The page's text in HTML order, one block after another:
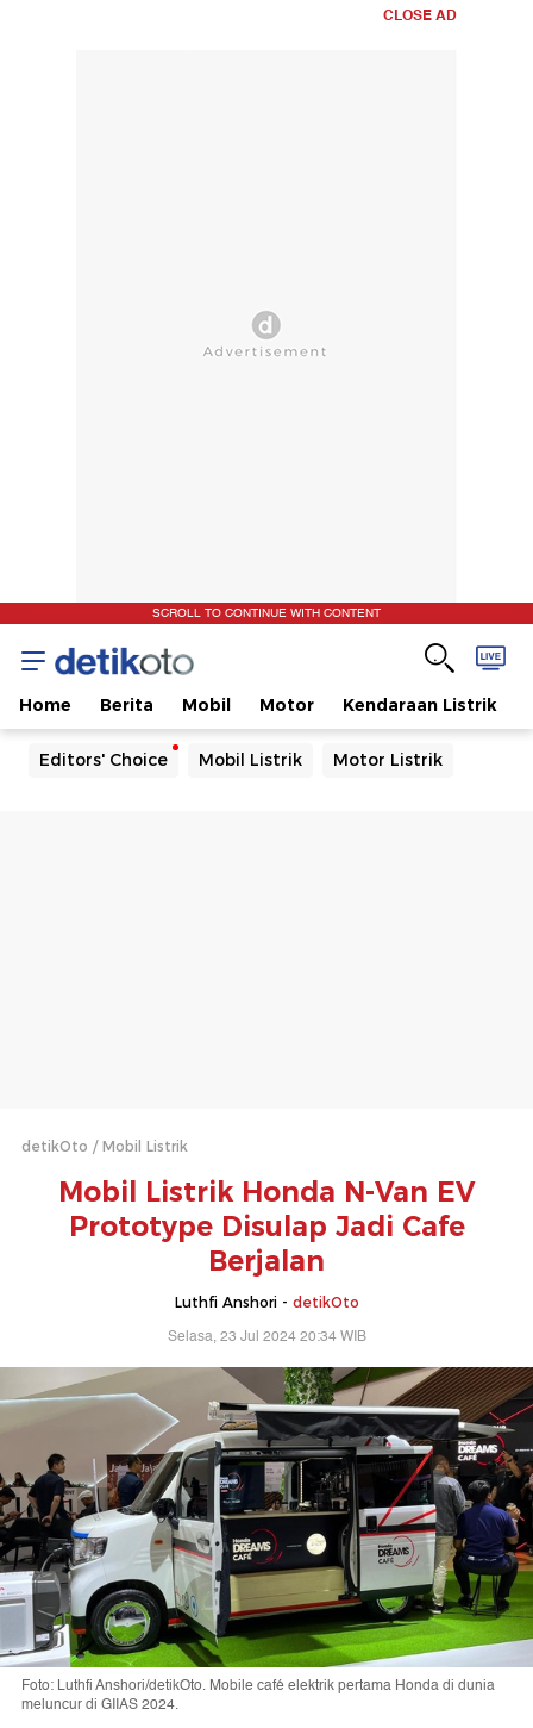
CLOSE AD
SCROLL TO CONTINUE WITH CONTENT
Home Berita Mobil Motor Kendaraan Listrik
Editors' Choice Mobil Listrik Motor Listrik
detikOto Mobil Listrik
Mobil Listrik Honda N-Van EV
Prototype Disulap Jadi Cafe
Berjalan
Luthfi Anshori - detikOto
Selasa, 23 Jul 2024 20:34 WIB
Foto: Luthfi Anshori/detikOto. Mobile café elektrik pertama Honda di dunia
meluncur di GIIAS 2024.